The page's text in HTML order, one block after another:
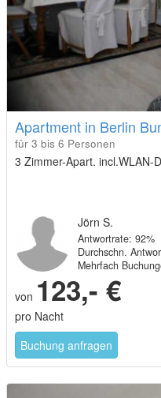
Apartment in Berlin
für 3 bis 6 Personen
3 Zimmer-Apart. incl.WLAN-
Jörn S.
Antwortrate: 92%
Durchschn.
Mehrfach
von 123,- €
pro Nacht
Buchung anfragen